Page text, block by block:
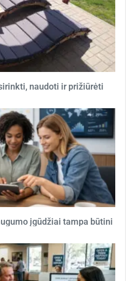
naudoti ir prižiūrėti
įgūdžiai tampa būtini